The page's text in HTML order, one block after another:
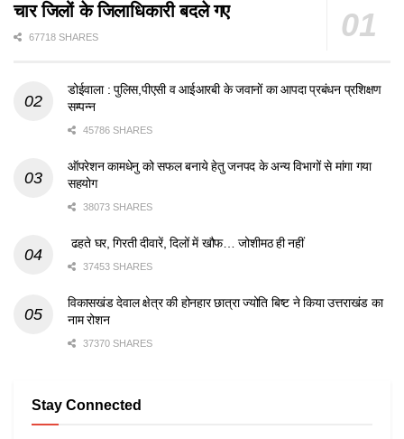
चार जिलों के जिलाधिकारी बदले गए
67718 SHARES
डोईवाला : पुलिस,पीएसी व आईआरबी के जवानों का आपदा प्रबंधन प्रशिक्षण
सम्पन्न
45786 SHARES
ऑपरेशन कामधेनु को सफल बनाये हेतु जनपद के अन्य विभागों से मांगा गया
सहयोग
38073 SHARES
ढहते घर, गिरती दीवारें, दिलों में खौफ… जोशीमठ ही नहीं
37453 SHARES
विकासखंड देवाल क्षेत्र की होनहार छात्रा ज्योति बिष्ट ने किया उत्तराखंड का
नाम रोशन
37370 SHARES
Stay Connected